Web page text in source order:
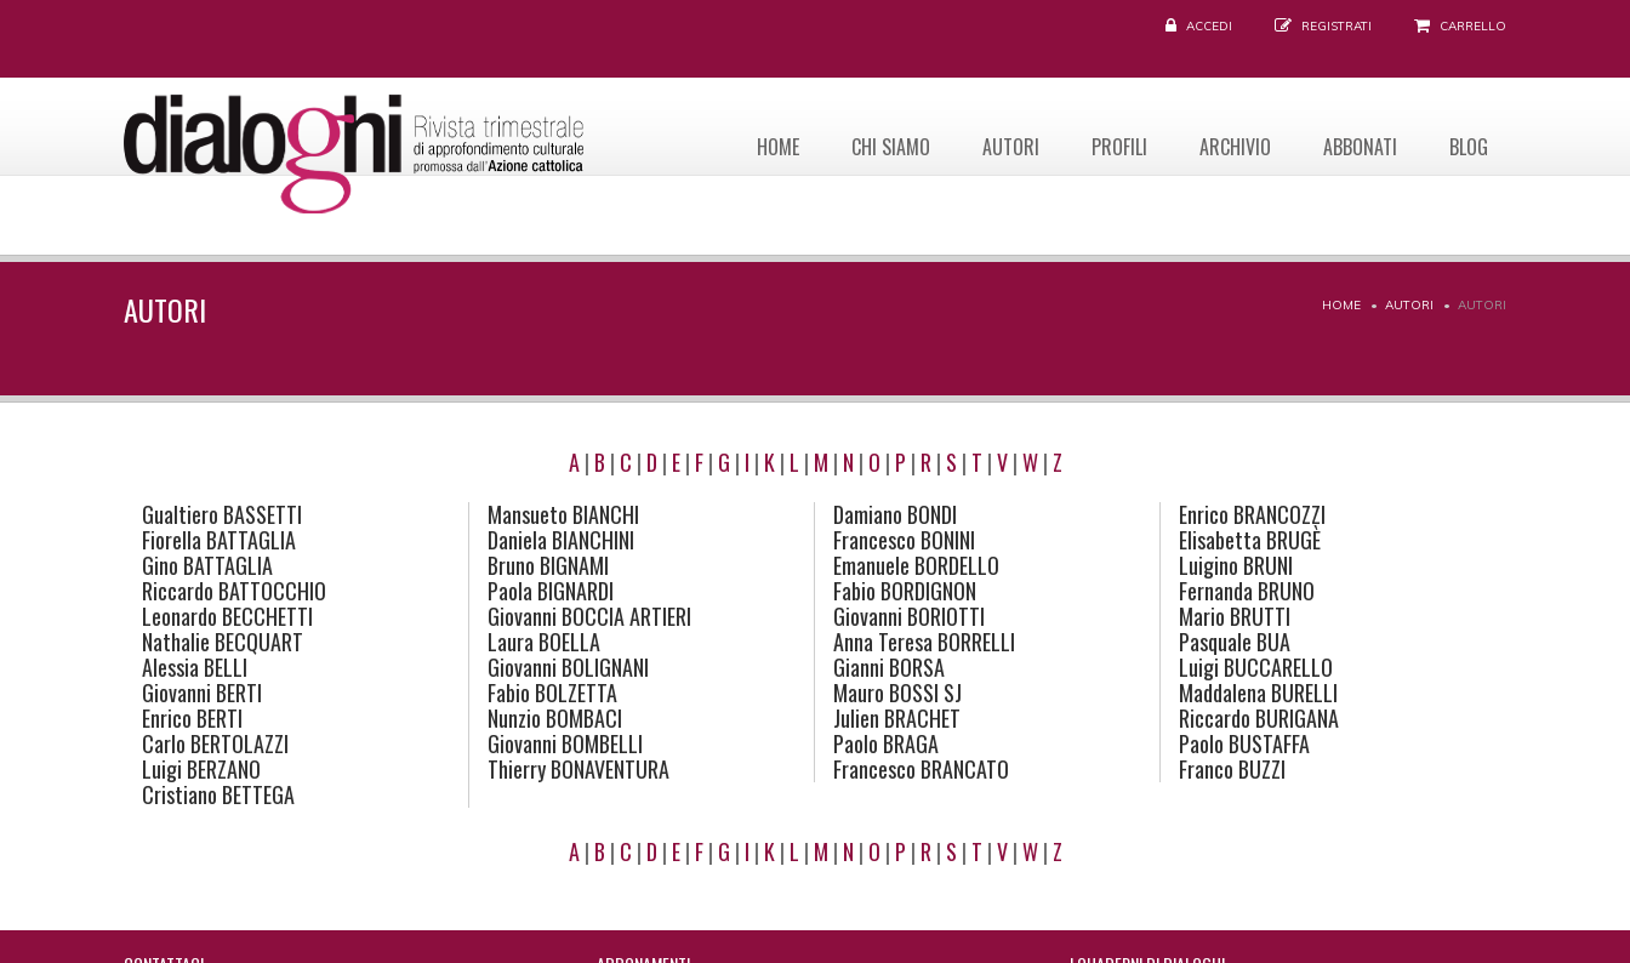
ACCEDI REGISTRATI CARRELLO
HOME CHI SIAMO AUTORI PROFILI ARCHIVIO ABBONATI BLOG
AUTORI HOME AUTORI AUTORI
A | B | C | D | E | F | G | I | K | L | M | N | O | P | R | S | T |V |W | Z
Gualtiero BASSETTI
Fiorella BATTAGLIA
Gino BATTAGLIA
Riccardo BATTOCCHIO
Leonardo BECCHETTI
Nathalie BECQUART
Alessia BELLI
Giovanni BERTI
Enrico BERTI
Carlo BERTOLAZZI
Luigi BERZANO
Cristiano BETTEGA
Mansueto BIANCHI
Daniela BIANCHINI
Bruno BIGNAMI
Paola BIGNARDI
Giovanni BOCCIA ARTIERI
Laura BOELLA
Giovanni BOLIGNANI
Fabio BOLZETTA
Nunzio BOMBACI
Giovanni BOMBELLI
ThierryBONAVENTURA
Damiano BONDI
Francesco BONINI
Emanuele BORDELLO
Fabio BORDIGNON
Giovanni BORIOTTI
Anna Teresa BORRELLI
Gianni BORSA
Mauro BOSSI SJ
Julien BRACHET
Paolo BRAGA
Francesco BRANCATO
Enrico BRANCOZZI
Elisabetta BRUGÈ
Luigino BRUNI
Fernanda BRUNO
Mario BRUTTI
Pasquale BUA
Luigi BUCCARELLO
Maddalena BURELLI
Riccardo BURIGANA
Paolo BUSTAFFA
Franco BUZZI
A | B | C | D | E | F | G | I | K | L | M | N | O | P | R | S | T |V |W | Z